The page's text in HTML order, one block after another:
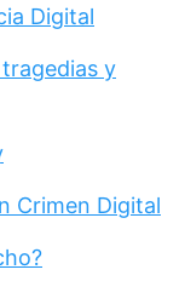
Digital
y
Crimen Digital